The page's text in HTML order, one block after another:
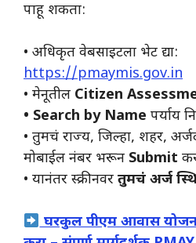
पाहू शकता:
• अधिकृत वेबसाइटला भेट द्या:
https://pmaymis.gov.in
• मेनूतील Citizen
• Search by Name पर्याय
• तुमचं राज्य, जिल्हा, शहर,
मोबाईल नंबर भरून Submit
• यानंतर स्क्रीनवर तुमचं अर्ज
घरकुल पीएम आवास